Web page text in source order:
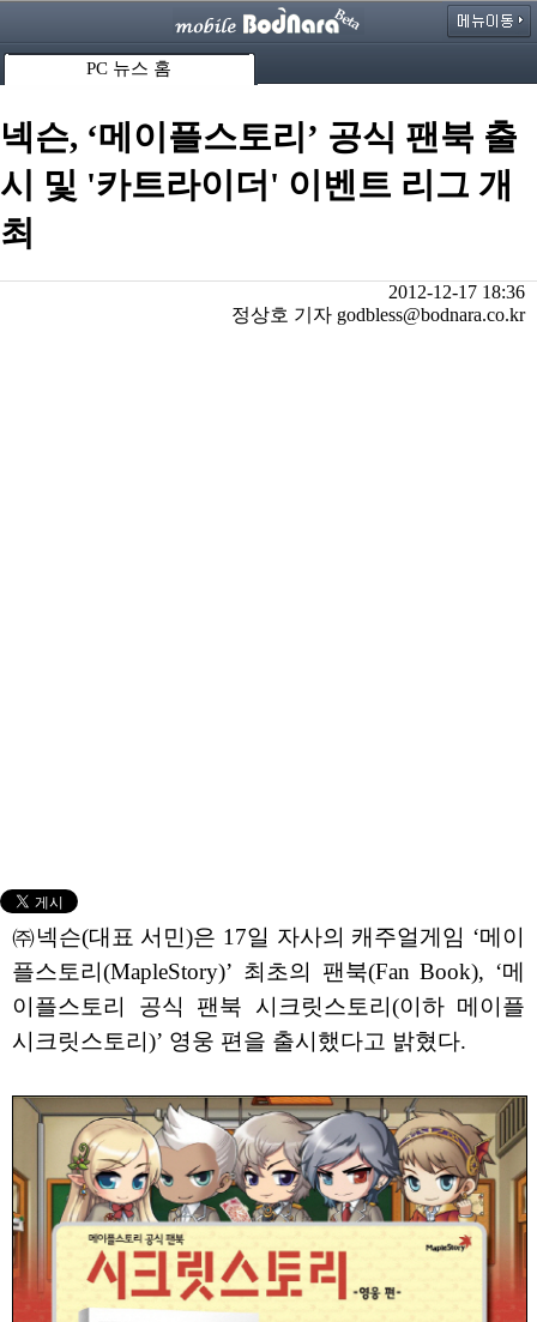
PC 뉴스 홈
넥슨, ‘메이플스토리’ 공식 팬북 출
시 및 '카트라이더' 이벤트 리그 개
최
2012-12-17 18:36
정상호 기자 godbless@bodnara.co.kr
㈜넥슨(대표 서민)은 17일 자사의 캐주얼게임 ‘메이
플스토리(MapleStory)’ 최초의 팬북(Fan Book), ‘메
이플스토리 공식 팬북 시크릿스토리(이하 메이플
시크릿스토리)’ 영웅 편을 출시했다고 밝혔다.